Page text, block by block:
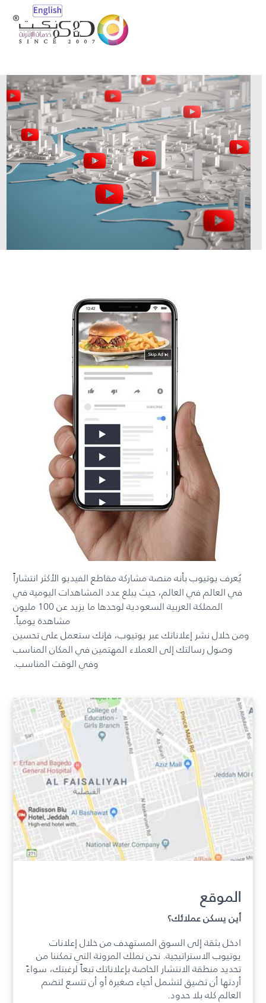
يُعرف يوتيوب بأنه منصة مشاركة مقاطع الفيديو الأكثر انتشاراً
في العالم في العالم، حيث يبلغ عدد المشاهدات اليومية في
المملكة العربية السعودية لوحدها ما يزيد عن 100 مليون
مشاهدة يومياً.
ومن خلال نشر إعلاناتك عبر يوتيوب، فإنك ستعمل على تحسين
وصول رسالتك إلى العملاء المهتمين في المكان المناسب
وفي الوقت المناسب.
الموقع
أين يسكن عملائك؟
ادخل بثقة إلى السوق المستهدف من خلال إعلانات
يوتيوب الاستراتيجية. نحن نملك المرونة التي تمكننا من
تحديد منطقة الانتشار الخاصة بإعلاناتك تبعاً لرغبتك، سواءً
أردتها أن تضيق لتشمل أحياء صغيرة أو أن تتسع لتضم
العالم كله بلا حدود.